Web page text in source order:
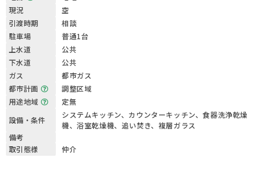
現況
空
引渡時期
相談
駐車場
普通1台
上水道
公共
下水道
公共
ガス
都市ガス
都市計画
調整区域
用途地域
定無
設備・条件
システムキッチン、カウンターキッチン、食器洗浄乾燥
機、浴室乾燥機、追い焚き、複層ガラス
備考
取引態様
仲介